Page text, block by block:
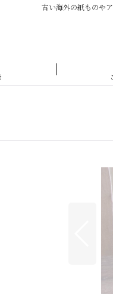
古い海外の紙ものや